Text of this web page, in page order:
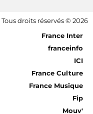
Tous droits réservés © 2026
Pied de page - Mobile
France Inter
franceinfo
ICI
France Culture
France Musique
Fip
Mouv'